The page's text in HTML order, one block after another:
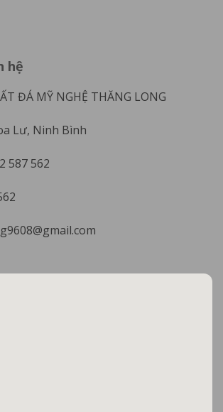
hệ
ĐÁ MỸ NGHỆ THĂNG LONG
Lư, Ninh Bình
587 562